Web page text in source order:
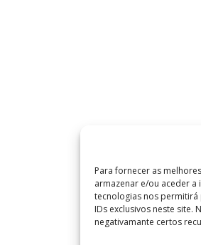
Para fornecer as
armazenar e/ou aceder
tecnologias nos
IDs exclusivos neste
negativamante certos